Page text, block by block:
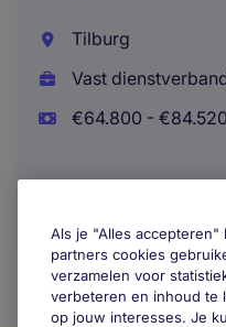
Tilburg
Vast
€64.800 -
Als je "Alles
partners cookies
verzamelen voor
verbeteren en inhoud te
op jouw interesses. Je